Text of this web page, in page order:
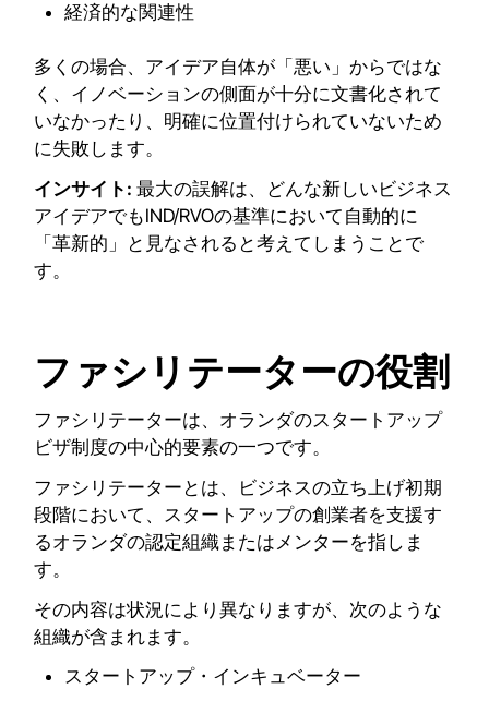
経済的な関連性
多くの場合、アイデア自体が「悪い」からではな
く、イノベーションの側面が十分に文書化されて
いなかったり、明確に位置付けられていないため
に失敗します。
インサイト: 最大の誤解は、どんな新しいビジネス
アイデアでもIND/RVOの基準において自動的に
「革新的」と見なされると考えてしまうことで
す。
ファシリテーターの役割
ファシリテーターは、オランダのスタートアップ
ビザ制度の中心的要素の一つです。
ファシリテーターとは、ビジネスの立ち上げ初期
段階において、スタートアップの創業者を支援す
るオランダの認定組織またはメンターを指しま
す。
その内容は状況により異なりますが、次のような
組織が含まれます。
スタートアップ・インキュベーター